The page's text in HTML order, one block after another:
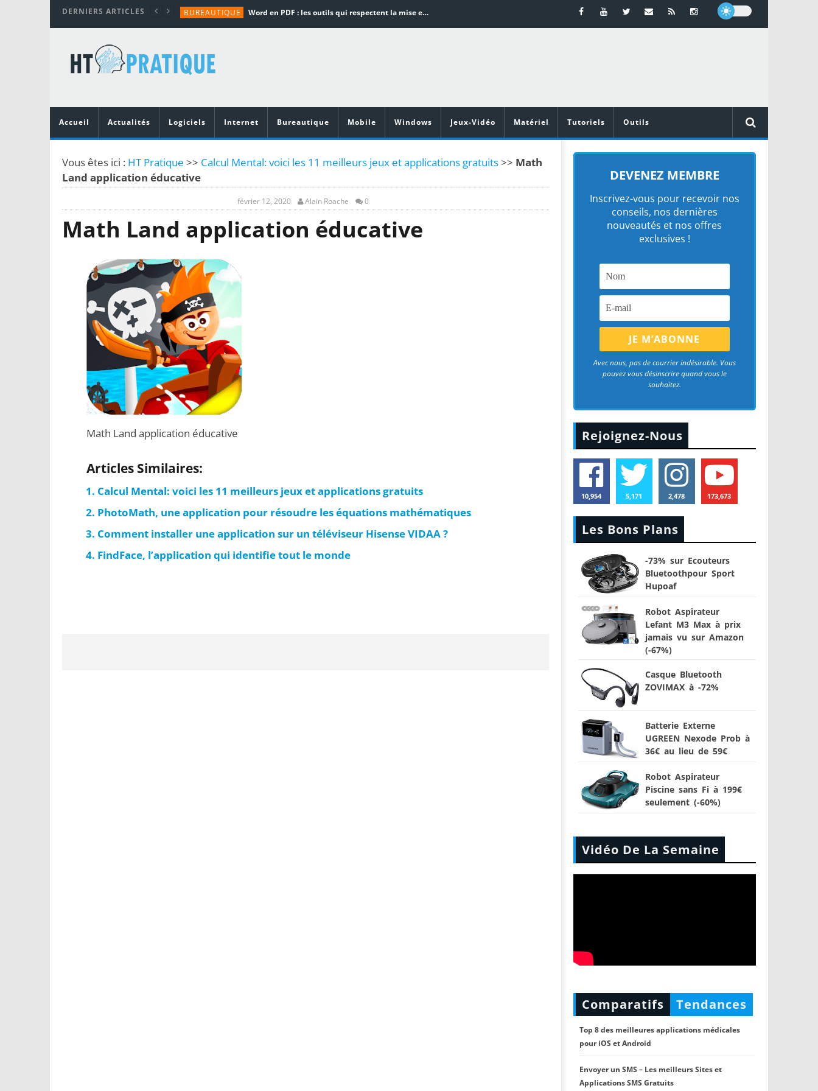
DERNIERS ARTICLES BUREAUTIQUE Word en PDF : les outils qui respectent la mise en page
TUTORIALS
MATÉRIEL
Vidéoprojecteurs Asus : Top 6 des meilleurs modèles de la marque
Accueil
Actualités Logiciels Internet Bureautique Mobile Windows Jeux-Vidéo Matériel Tutoriels Outils
Vous êtes ici : HT Pratique >> Calcul Mental: voici les 11 meilleurs jeux et applications gratuits>> Math
Land application éducative
février 12, 2020 Alain Roache 0
Math Land application éducative
Math Land application éducative
Articles Similaires:
Calcul Mental: voici les 11 meilleurs jeux et applications gratuits
PhotoMath, une application pour résoudre les équations mathématiques
Comment installer une application sur un téléviseur Hisense VIDAA ?
FindFace, l’application qui identifie tout le monde
DEVENEZ MEMBRE
Inscrivez-vous pour recevoir nos
conseils, nos dernières
nouveautés et nos offres
exclusives !
Avec nous, pas de courrier indésirable. Vous
pouvez vous désinscrire quand vous le
souhaitez.
Rejoignez-Nous
10,954 5,171 2,478 173,673
Les Bons Plans
-73% sur Ecouteurs
Bluetoothpour Sport
Hupoaf
Robot Aspirateur
Lefant M3 Max à prix
jamais vu sur Amazon
(-67%)
Casque Bluetooth
ZOVIMAX à -72%
Batterie Externe
UGREEN Nexode Prob à
36€ au lieu de 59€
Robot Aspirateur
Piscine sans Fi à 199€
seulement (-60%)
Vidéo De La Semaine
Comparatifs Tendances
Top 8 des meilleures applications médicales
pour iOS et Android
Envoyer un SMS – Les meilleurs Sites et
Applications SMS Gratuits